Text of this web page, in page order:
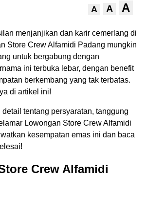
A A A
menjanjikan dan karir cemerlang di
Store Crew Alfamidi Padang mungkin
untuk bergabung dengan
ini terbuka lebar, dengan benefit
berkembang yang tak terbatas.
di artikel ini!
tentang persyaratan, tanggung
Lowongan Store Crew Alfamidi
kesempatan emas ini dan baca
Crew Alfamidi